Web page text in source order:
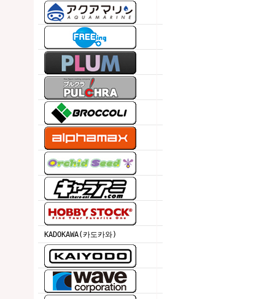
KADOKAWA(카도카와)